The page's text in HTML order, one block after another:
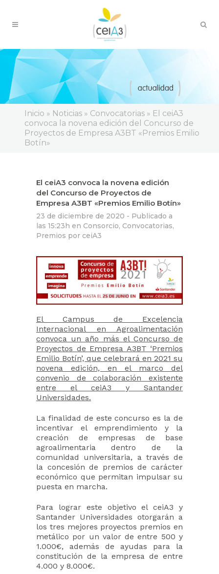
Inicio » Noticias » Convocatorias » El ceiA3
convoca la novena edición del Concurso de
Proyectos de Empresa A3BT «Premios Emilio
Botín»
El ceiA3 convoca la novena edición
del Concurso de Proyectos de
Empresa A3BT «Premios Emilio Botín»
23 de diciembre de 2020 - Publicado a
las 15:23h en Consorcio, Convocatorias,
Premios por ceiA3
El Campus de Excelencia
Internacional en Agroalimentación
convoca un año más el Concurso de
Proyectos de Empresa A3BT ‘Premios
Emilio Botín’, que celebrará en 2021 su
novena edición, en el marco del
convenio de colaboración existente
entre el ceiA3 y Santander
Universidades.
La finalidad de este concurso es la de
incentivar el emprendimiento y la
creación de empresas de base
agroalimentaria dentro de la
comunidad universitaria, a través de
la concesión de premios de carácter
económico que permitan impulsar su
puesta en marcha.
Para lograr este objetivo el ceiA3 y
Santander Universidades otorgarán a
los tres mejores proyectos premios en
metálico por un valor de entre 500 y
1.000€, además de ayudas para la
constitución de la empresa de entre
4.000 y 8.000€.